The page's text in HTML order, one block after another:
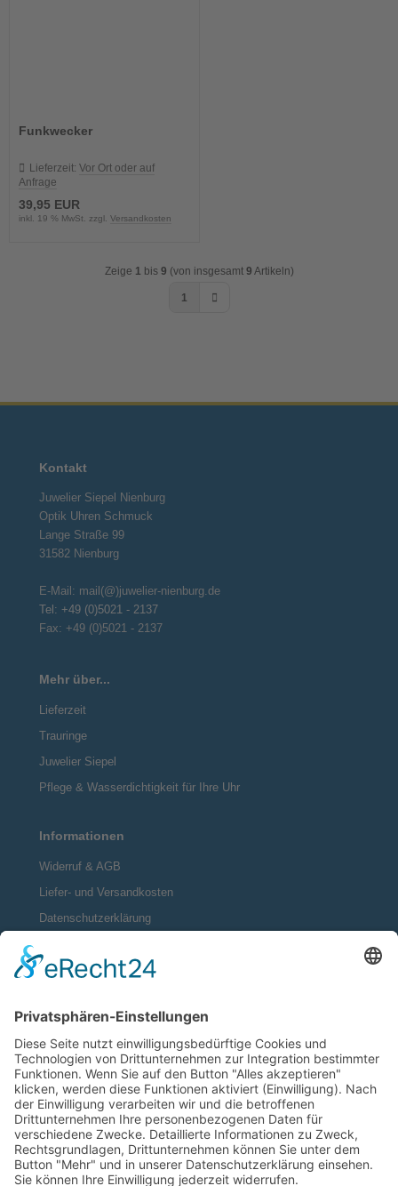
Funkwecker
Lieferzeit: Vor Ort oder auf
Anfrage
39,95 EUR
inkl. 19 % MwSt. zzgl. Versandkosten
Zeige 1 bis 9 (von insgesamt 9 Artikeln)
1
Kontakt
Juwelier Siepel Nienburg
Optik Uhren Schmuck
Lange Straße 99
31582 Nienburg
E-Mail: mail(@)juwelier-nienburg.de
Tel: +49 (0)5021 - 2137
Fax: +49 (0)5021 - 2137
Mehr über...
Lieferzeit
Trauringe
Juwelier Siepel
Pflege & Wasserdichtigkeit für Ihre Uhr
Informationen
Widerruf & AGB
Liefer- und Versandkosten
Datenschutzerklärung
Impressum
Zahlungsmethoden
Social Media